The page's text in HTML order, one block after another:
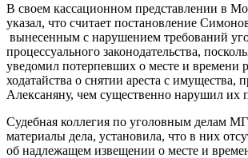
В своем кассационном представлении в
указал, что считает постановление
вынесенным с нарушением требований
процессуального законодательства,
уведомил потерпевших о месте и времени
ходатайства о снятии ареста с имущества,
Алексаняну, чем существенно нарушил их
Судебная коллегия по уголовным делам
материалы дела, установила, что в них
об надлежащем извещении о месте и